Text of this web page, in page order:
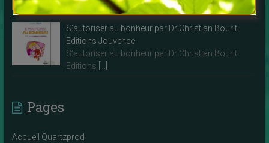
S’autoriser au bonheur par Dr Christian Bourit
Editions Jouvence
S’autoriser au bonheur par Dr Christian Bourit
Editions
Pages
Accueil Quartzprod